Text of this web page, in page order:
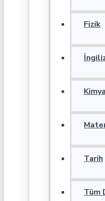
Fizik
Kimya
Tarih
Tüm